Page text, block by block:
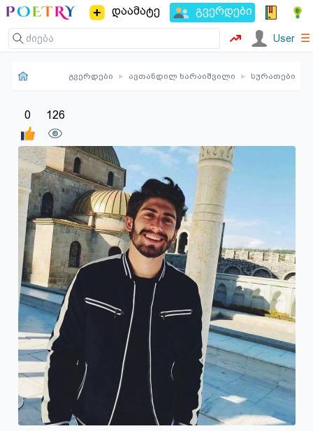
დაამატე გვერდები
User ☰
გვერდები ▸ ავთანდილ ხარაიშვილი ▸ სურათები
0 126